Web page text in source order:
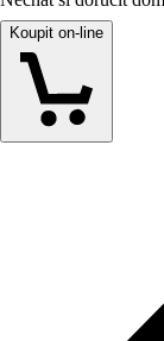
Koupit on-line